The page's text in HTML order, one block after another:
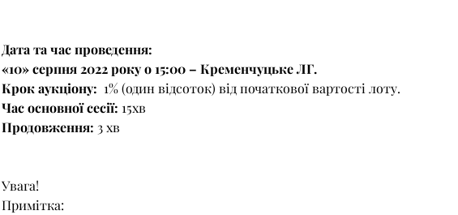
Дата та час проведення:
«10» серпня 2022 року о 15:00 – Кременчуцьке ЛГ.
Крок аукціону:
  1% (один відсоток) від початкової вартості лоту.
Час основної сесії: 15хв
Продовження: 3 хв
Увага!
Примітка: